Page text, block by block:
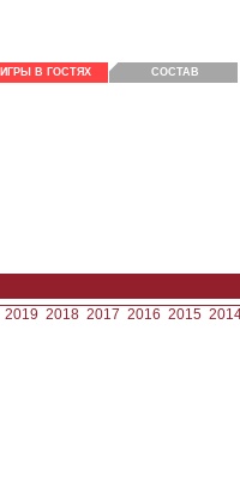
ИГРЫ В ГОСТЯХ СОСТАВ
2019 2018 2017 2016 2015